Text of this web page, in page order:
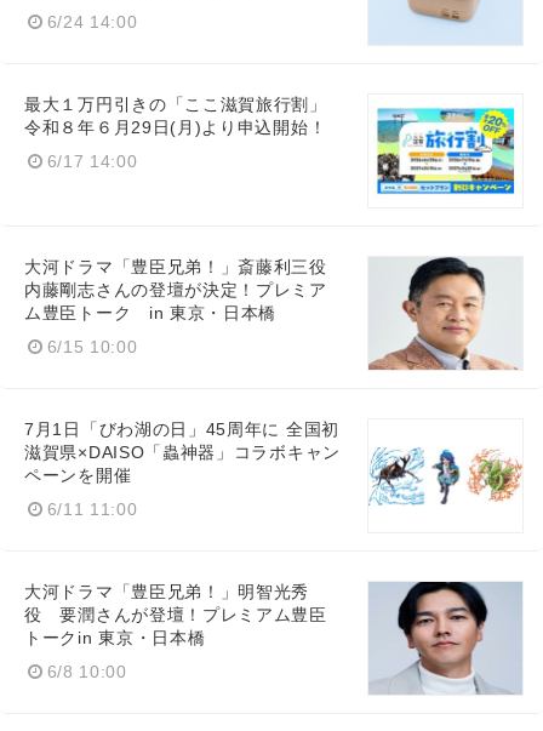
6/24 14:00
最大１万円引きの「ここ滋賀旅行割」
令和８年６月29日(月)より申込開始！
6/17 14:00
大河ドラマ「豊臣兄弟！」斎藤利三役
内藤剛志さんの登壇が決定！プレミア
ム豊臣トーク in 東京・日本橋
6/15 10:00
7月1日「びわ湖の日」45周年に 全国初
滋賀県×DAISO「蟲神器」コラボキャン
ペーンを開催
6/11 11:00
大河ドラマ「豊臣兄弟！」明智光秀
役 要潤さんが登壇！プレミアム豊臣
トークin 東京・日本橋
6/8 10:00